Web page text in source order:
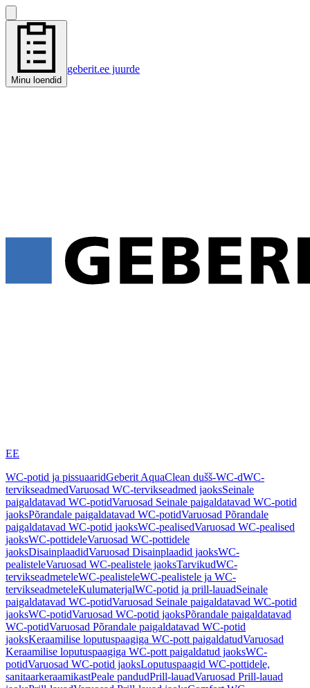
Minu loendid
geberit.ee juurde
EE
WC-potid ja pissuaaridGeberit AquaClean dušš-WC-dWC-
tervikseadmedVaruosad WC-tervikseadmed jaoksSeinale
paigaldatavad WC-potidVaruosad Seinale paigaldatavad WC-potid
jaoksPõrandale paigaldatavad WC-potidVaruosad Põrandale
paigaldatavad WC-potid jaoksWC-pealisedVaruosad WC-pealised
jaoksWC-pottideleVaruosad WC-pottidele
jaoksDisainplaadidVaruosad Disainplaadid jaoksWC-
pealisteleVaruosad WC-pealistele jaoksTarvikudWC-
tervikseadmeteleWC-pealisteleWC-pealistele ja WC-
tervikseadmeteleKulumaterjalWC-potid ja prill-lauadSeinale
paigaldatavad WC-potidVaruosad Seinale paigaldatavad WC-potid
jaoksWC-potidVaruosad WC-potid jaoksPõrandale paigaldatavad
WC-potidVaruosad Põrandale paigaldatavad WC-potid
jaoksKeraamilise loputuspaagiga WC-pott paigaldatudVaruosad
Keraamilise loputuspaagiga WC-pott paigaldatud jaoksWC-
potidVaruosad WC-potid jaoksLoputuspaagid WC-pottidele,
sanitaarkeraamikastPeale pandudPrill-lauadVaruosad Prill-lauad